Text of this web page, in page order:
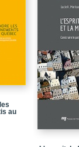
CHAPITRE 3 / À la
CHAPITRE 4 / Récits
CHAPITRE 5 / Entre
CHAPITRE 6 /
banlieues d’après-
PARTIE 3 /
CHAPITRE 7 / The
patrimoniale
au